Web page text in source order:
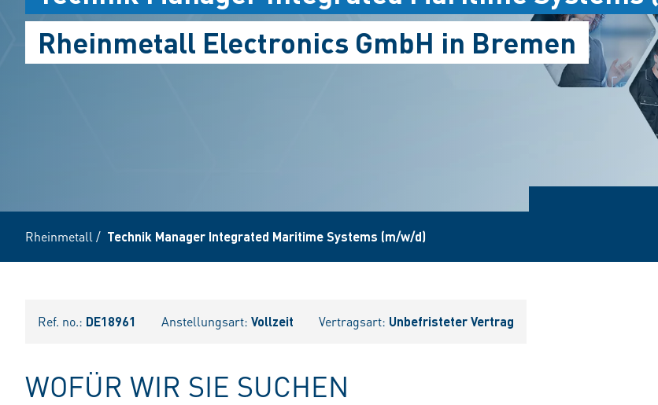
Rheinmetall Electronics GmbH in Bremen
Rheinmetall / Technik Manager Integrated Maritime Systems (m/w/d)
Ref. no.: DE18961 Anstellungsart: Vollzeit Vertragsart: Unbefristeter Vertrag
WOFÜR WIR SIE SUCHEN